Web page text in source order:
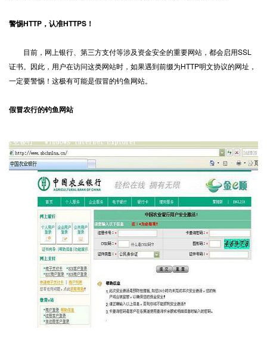
警惕HTTP，认准HTTPS！
目前，网上银行、第三方支付等涉及资金安全的重要网站，都会启用SSL
证书。因此，用户在访问这类网站时，如果遇到前缀为HTTP明文协议的网址，
一定要警惕！这极有可能是假冒的钓鱼网站。
假冒农行的钓鱼网站